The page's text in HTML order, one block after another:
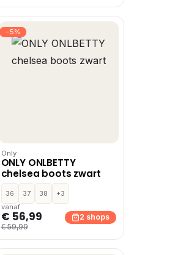
−5%
Only
ONLY ONLBETTY
chelsea boots zwart
36 37 38
+3
vanaf
€ 56,99
€ 59,99
2 shops